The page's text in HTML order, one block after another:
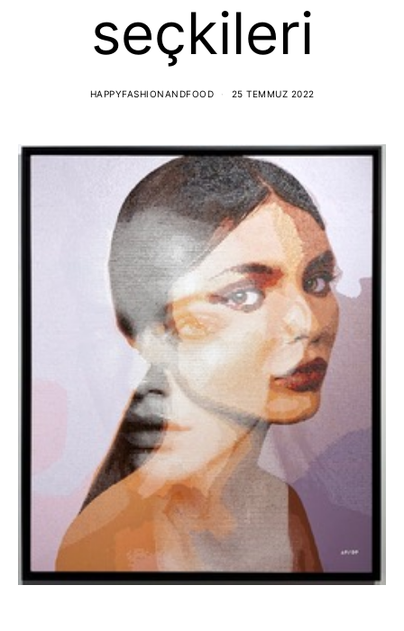
seçkileri
HAPPYFASHIONANDFOOD 25 TEMMUZ 2022